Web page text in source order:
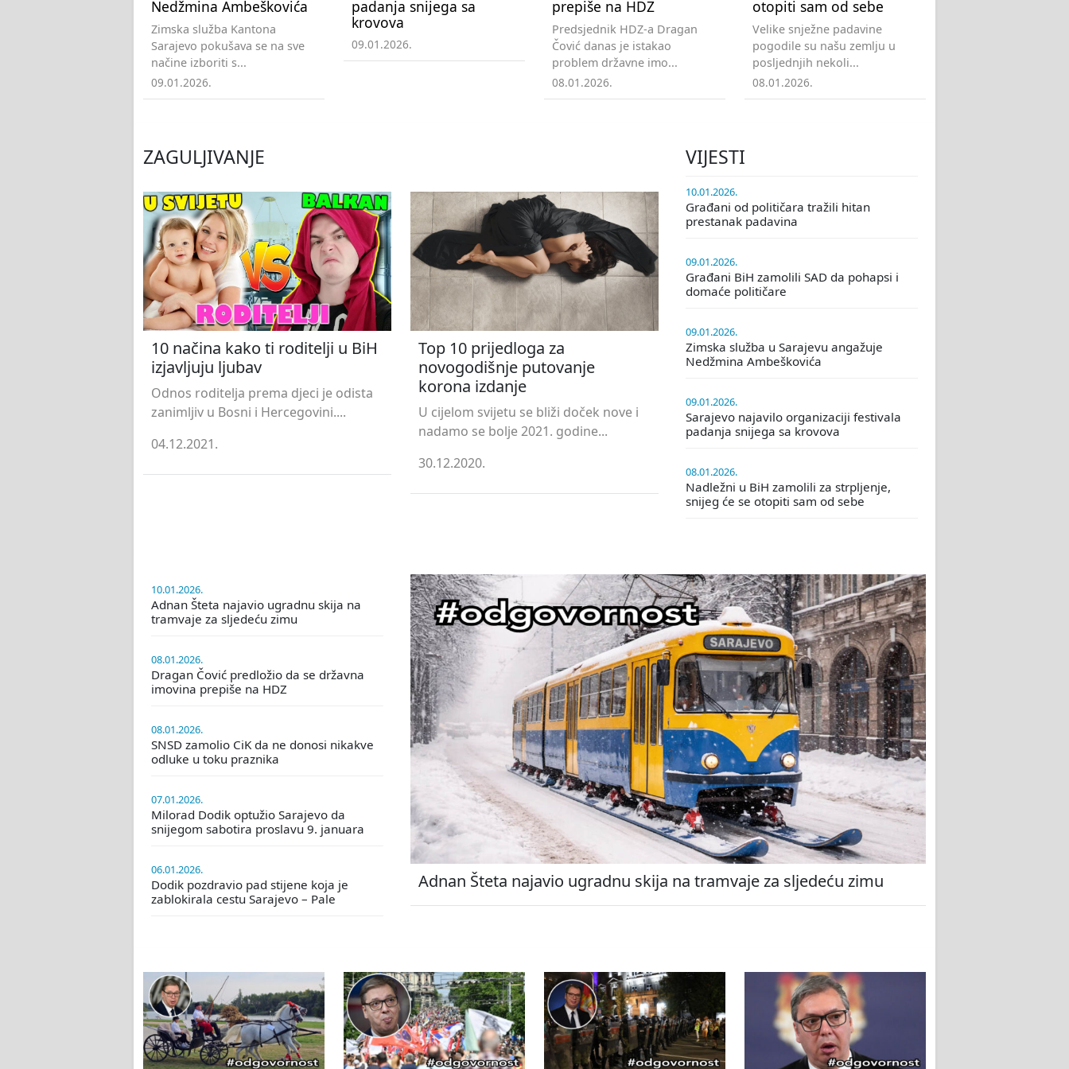
Nedžmina Ambeškovića
Zimska služba Kantona
Sarajevo pokušava se na sve
načine izboriti s...
09.01.2026.
padanja snijega sa
krovova
09.01.2026.
prepiše na HDZ
Predsjednik HDZ-a Dragan
Čović danas je istakao
problem državne imo...
08.01.2026.
otopiti sam od sebe
Velike snježne padavine
pogodile su našu zemlju u
posljednjih nekoli...
08.01.2026.
ZAGULJIVANJE
10 načina kako ti roditelji u BiH
izjavljuju ljubav
Odnos roditelja prema djeci je odista
zanimljiv u Bosni i Hercegovini....
04.12.2021.
Top 10 prijedloga za
novogodišnje putovanje
korona izdanje
U cijelom svijetu se bliži doček nove i
nadamo se bolje 2021. godine...
30.12.2020.
VIJESTI
10.01.2026.
Građani od političara tražili hitan
prestanak padavina
09.01.2026.
Građani BiH zamolili SAD da pohapsi i
domaće političare
09.01.2026.
Zimska služba u Sarajevu angažuje
Nedžmina Ambeškovića
09.01.2026.
Sarajevo najavilo organizaciji festivala
padanja snijega sa krovova
08.01.2026.
Nadležni u BiH zamolili za strpljenje,
snijeg će se otopiti sam od sebe
10.01.2026.
Adnan Šteta najavio ugradnu skija na
tramvaje za sljedeću zimu
08.01.2026.
Dragan Čović predložio da se državna
imovina prepiše na HDZ
08.01.2026.
SNSD zamolio CiK da ne donosi nikakve
odluke u toku praznika
07.01.2026.
Milorad Dodik optužio Sarajevo da
snijegom sabotira proslavu 9. januara
06.01.2026.
Dodik pozdravio pad stijene koja je
zablokirala cestu Sarajevo – Pale
Adnan Šteta najavio ugradnu skija na tramvaje za sljedeću zimu